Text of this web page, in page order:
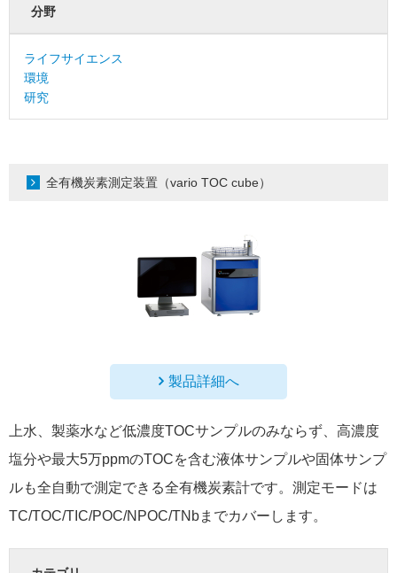
分野
ライフサイエンス
環境
研究
全有機炭素測定装置（vario TOC cube）
製品詳細へ
上水、製薬水など低濃度TOCサンプルのみならず、高濃度
塩分や最大5万ppmのTOCを含む液体サンプルや固体サンプ
ルも全自動で測定できる全有機炭素計です。測定モードは
TC/TOC/TIC/POC/NPOC/TNbまでカバーします。